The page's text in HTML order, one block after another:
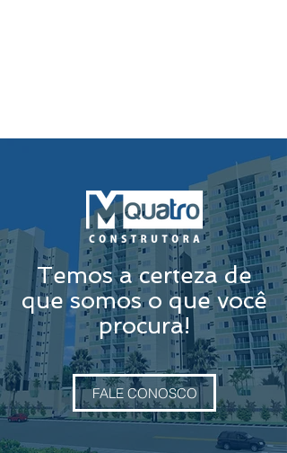
Temos a certeza de
que somos o que você
procura!
FALE CONOSCO